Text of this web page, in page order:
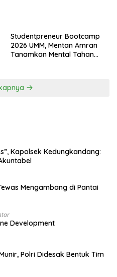
Studentpreneur Bootcamp
2026 UMM, Mentan Amran
Tanamkan Mental Tahan
Kapolsek Kedungkandang:
Mengambang di Pantai
Development
Polri Didesak Bentuk Tim